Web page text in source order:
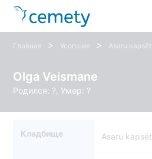
Главная > Усопшие > Asaru
Olga Veismane
Родился: ?, Умер: ?
Кладбище Asaru